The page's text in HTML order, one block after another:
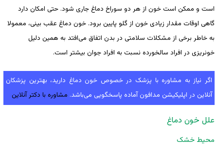
است و ممکن است خون از هر دو سوراخ دماغ جاری شود. حتی امکان دارد
گاهی اوقات مقدار زیادی خون از گلو پایین برود. خون دماغ عقب بینی، معمولا
به خاطر برخی از مشکلات سلامتی در بدن اتفاق می‌افتد به همین دلیل
خونریزی در افراد سالخورده نسبت به افراد جوان بیشتر است.
اگر نیاز به مشاوره با پزشک در خصوص خون دماغ دارید، بهترین پزشکان
آنلاین در اپلیکیشن مدافون آماده پاسخگویی می‌باشد. مشاوره با دکتر آنلاین
علل خون دماغ
محیط خشک